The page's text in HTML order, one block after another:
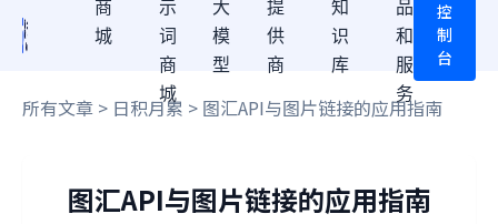
商
城
示
词
商
城
大
模
型
提
供
商
知
识
库
品
和
服
务
控
制
台
所有文章 > 日积月累 > 图汇API与图片链接的应用指南
图汇API与图片链接的应用指南